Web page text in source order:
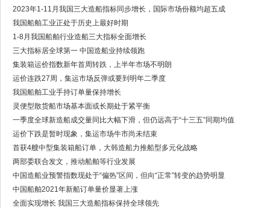
2023年1-11月我国三大造船指标同步增长，国际市场份额均超五成
我国船舶工业正处于历史上最好时期
1-8月我国船舶行业造船三大指标全面增长
三大指标居全球第一 中国造船业持续领跑
集装箱运价指数新年首周转跌，上半年市场不明朗
运价连跌27周，集运市场反弹或要到明年二季度
我国船舶工业手持订单量保持增长
灵便型散货船市场基本面或长期处于紧平衡
一季度全球新造船成交量同比大幅下滑，但仍远高于“十三五”同期均值
运价下跌是暂时现象，集运市场牛市尚未结束
首获4艘中型集装箱船订单，大韩造船力推船型多元化战略
两部委联合发文，推动船舶等行业发展
中国造船业预警指数现处于“偏热”区间，但向“正常”转变的趋势明显
中国船舶2021年新船订单量价显著上涨
全面实现增长 我国三大造船指标保持全球领先